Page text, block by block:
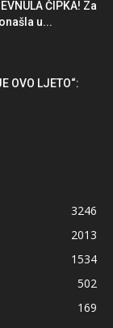
ČIPKA! Za
u...
OVO LJETO“:
3246
2013
1534
502
169